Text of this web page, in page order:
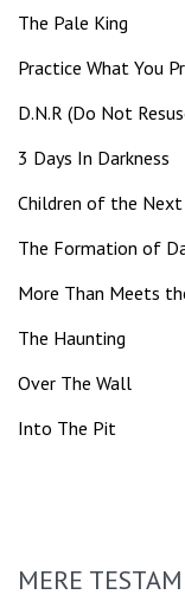
The Pale King
Practice What You
D.N.R (Do Not
3 Days In Darkness
Children of the
The Formation of
More Than Meets
The Haunting
Over The Wall
Into The Pit
MERE